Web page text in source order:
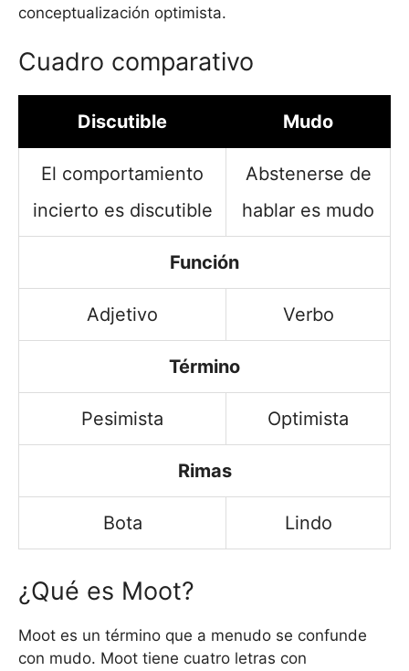
conceptualización optimista.
Cuadro comparativo
Discutible Mudo
El comportamiento
incierto es discutible
Abstenerse de
hablar es mudo
Función
Adjetivo Verbo
Término
Pesimista Optimista
Rimas
Bota Lindo
¿Qué es Moot?
Moot es un término que a menudo se confunde
con mudo. Moot tiene cuatro letras con